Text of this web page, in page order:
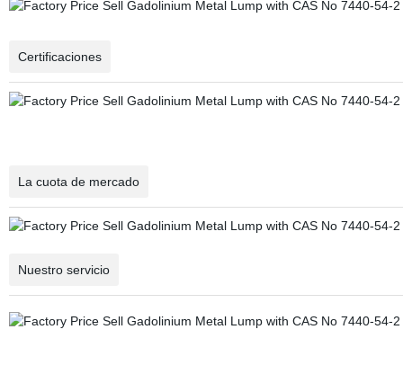
Certificaciones
La cuota de mercado
Nuestro servicio